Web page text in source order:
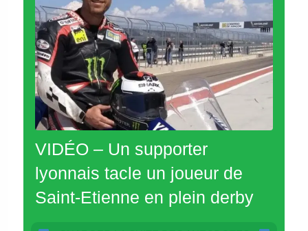
VIDÉO – Un supporter
lyonnais tacle un joueur de
Saint-Etienne en plein derby